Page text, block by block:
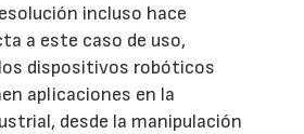
incluso hace
a este caso de uso,
dispositivos robóticos
aplicaciones en la
desde la manipulación